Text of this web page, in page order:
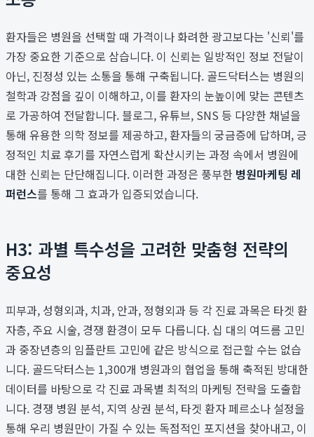
환자들은 병원을 선택할 때 가격이나 화려한 광고보다는 '신뢰'를
가장 중요한 기준으로 삼습니다. 이 신뢰는 일방적인 정보 전달이
아닌, 진정성 있는 소통을 통해 구축됩니다. 골드닥터스는 병원의
철학과 강점을 깊이 이해하고, 이를 환자의 눈높이에 맞는 콘텐츠
로 가공하여 전달합니다. 블로그, 유튜브, SNS 등 다양한 채널을
통해 유용한 의학 정보를 제공하고, 환자들의 궁금증에 답하며, 긍
정적인 치료 후기를 자연스럽게 확산시키는 과정 속에서 병원에
대한 신뢰는 단단해집니다. 이러한 과정은 풍부한 병원마케팅 레
퍼런스를 통해 그 효과가 입증되었습니다.
H3: 과별 특수성을 고려한 맞춤형 전략의
중요성
피부과, 성형외과, 치과, 안과, 정형외과 등 각 진료 과목은 타겟 환
자층, 주요 시술, 경쟁 환경이 모두 다릅니다. 십 대의 여드름 고민
과 중장년층의 임플란트 고민에 같은 방식으로 접근할 수는 없습
니다. 골드닥터스는 1,300개 병원과의 협업을 통해 축적된 방대한
데이터를 바탕으로 각 진료 과목별 최적의 마케팅 전략을 도출합
니다. 경쟁 병원 분석, 지역 상권 분석, 타겟 환자 페르소나 설정을
통해 우리 병원만이 가질 수 있는 독점적인 포지션을 찾아내고, 이